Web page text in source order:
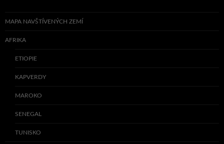
MAPA NAVŠTÍVENÝCH ZEMÍ
AFRIKA
ETIOPIE
KAPVERDY
MAROKO
SENEGAL
TUNISKO